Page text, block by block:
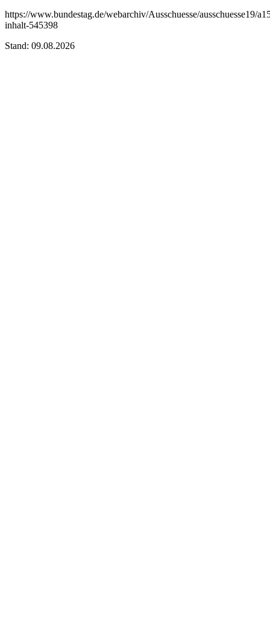
https://www.bundestag.de/webarchiv/Ausschuesse/ausschuesse19/
inhalt-545398
Stand: 09.08.2026